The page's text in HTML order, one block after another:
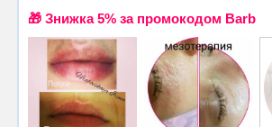
🎁 Знижка 5% за промокодом Barb